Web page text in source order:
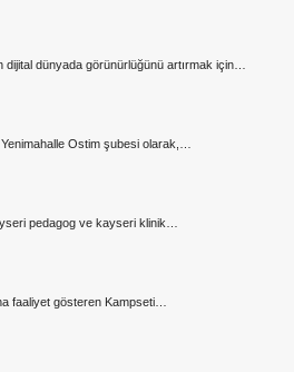
dijital dünyada görünürlüğünü artırmak için…
Ostim şubesi olarak,…
pedagog ve kayseri klinik…
faaliyet gösteren Kampseti…